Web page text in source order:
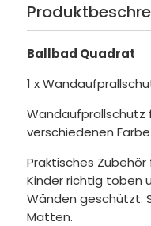
Ballbad Quadrat
1 x
Wandaufprallschutz
verschiedenen Farbe
Praktisches Zubehör
Kinder richtig toben
Wänden geschützt.
Matten.